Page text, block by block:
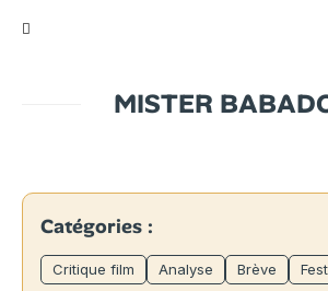
MISTER
Catégories :
Critique film Analyse Brève